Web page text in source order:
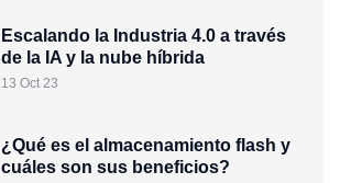
Escalando la Industria 4.0 a través
de la IA y la nube híbrida
13 Oct 23
¿Qué es el almacenamiento flash y
cuáles son sus beneficios?